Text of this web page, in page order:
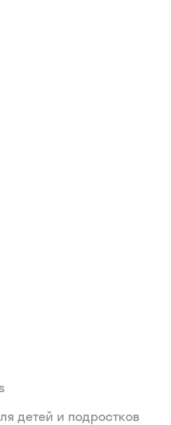
детей и подростков